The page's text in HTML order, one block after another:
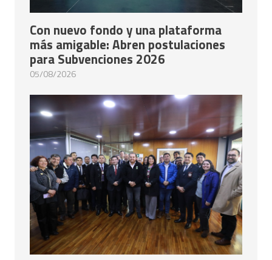
Con nuevo fondo y una plataforma
más amigable: Abren postulaciones
para Subvenciones 2026
05/08/2026